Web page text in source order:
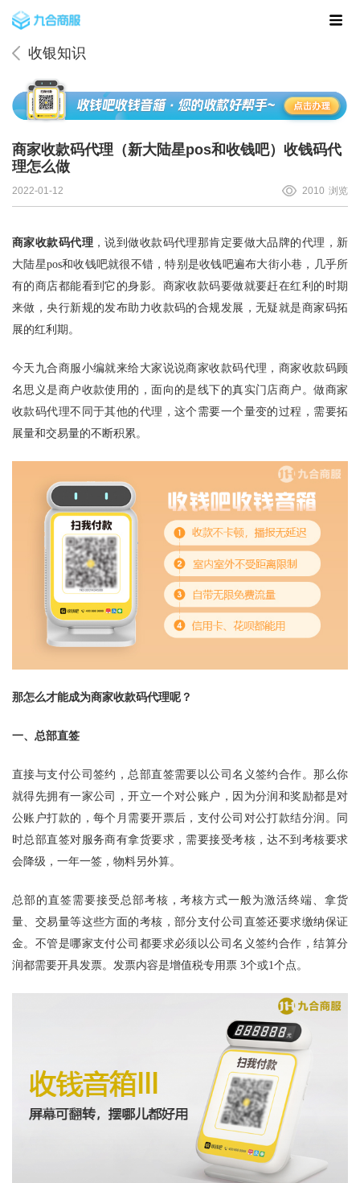
收银知识
商家收款码代理（新大陆星pos和收钱吧）收钱码代
理怎么做
2010 浏览
2022-01-12
商家收款码代理 ，说到做收款码代理那肯定要做大品牌的代理，新
大陆星pos和收钱吧就很不错，特别是收钱吧遍布大街小巷，几乎所
有的商店都能看到它的身影。 商家收款码要做就要赶在红利的时期
来做，央行新规的发布助力收款码的合规发展，无疑就是商家码拓
展的红利期。
今天 九合商服小编就来给大家说说商家收款码代理， 商家收款码顾
名思义是商户收款使用的，面向的是线下的真实门店商户。做商家
收款码代理不同于其他的代理，这个需要一个量变的过程，需要拓
展量和交易量的不断积累。
那怎么才能成为商家收款码代理呢？
一、总部直签
直接与支付公司签约，总部直签需要以公司名义签约合作。那么你
就得先拥有一家公司，开立一个对公账户，因为分润和奖励都是对
公账户打款的，每个月需要开票后，支付公司对公打款结分润。同
时总部直签对服务商有拿货要求，需要接受考核，达不到考核要求
会降级，一年一签，物料另外算。
总部的直签需要接受总部考核，考核方式一般为激活终端、拿货
量、交易量等这些方面的考核，部分支付公司直签还要求缴纳保证
金。不管是哪家支付公司都要求必须以公司名义签约合作，结算分
润都需要开具发票。发票内容是增值税专用票 3个或1个点。